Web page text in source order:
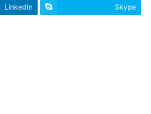
LinkedIn Skype